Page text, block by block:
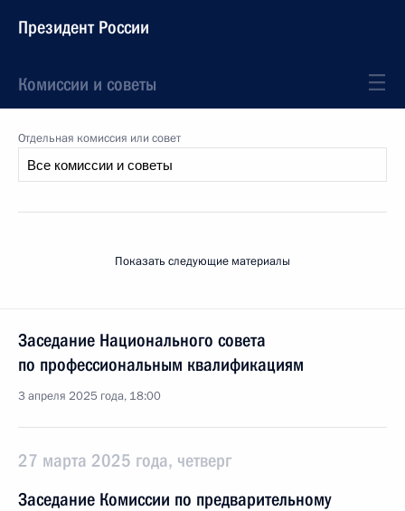
Президент России
Комиссии и советы
Отдельная комиссия или совет
Показать следующие материалы
Заседание Национального совета
по профессиональным квалификациям
3 апреля 2025 года, 18:00
27 марта 2025 года, четверг
Заседание Комиссии по предварительному